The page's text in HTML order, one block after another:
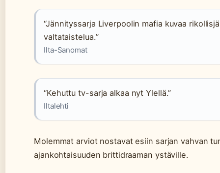
“Jännityssarja Liverpoolin mafia kuvaa
valtataistelua.”
Ilta-Sanomat
“Kehuttu tv-sarja alkaa nyt Ylellä.”
Iltalehti
Molemmat arviot nostavat esiin sarjan vahvan
ajankohtaisuuden brittidraaman ystäville.